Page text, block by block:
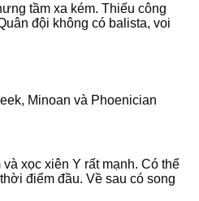
tầm xa kém. Thiếu công
đội không có balista, voi
Minoan và Phoenician
xọc xiên Y rất mạnh. Có thể
điểm đầu. Về sau có song